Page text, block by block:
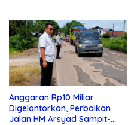
Anggaran Rp10 Miliar
Digelontorkan, Perbaikan
Jalan HM Arsyad Sampit-